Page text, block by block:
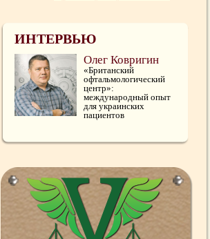
ИНТЕРВЬЮ
Олег Ковригин
«Британский
офтальмологический
центр»:
международный опыт
для украинских
пациентов